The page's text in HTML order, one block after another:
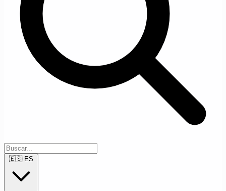
🇪🇸 ES